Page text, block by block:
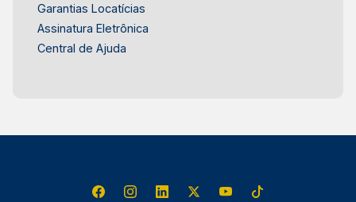
Garantias Locatícias
Assinatura Eletrônica
Central de Ajuda